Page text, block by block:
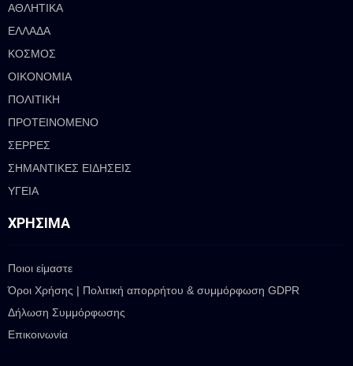
ΑΘΛΗΤΙΚΑ
ΕΛΛΑΔΑ
ΚΟΣΜΟΣ
ΟΙΚΟΝΟΜΙΑ
ΠΟΛΙΤΙΚΗ
ΠΡΟΤΕΙΝΟΜΕΝΟ
ΣΕΡΡΕΣ
ΣΗΜΑΝΤΙΚΕΣ ΕΙΔΗΣΕΙΣ
ΥΓΕΙΑ
ΧΡΉΣΙΜΑ
Ποιοι είμαστε
Όροι Χρήσης | Πολιτική απορρήτου & συμμόρφωση GDPR
Δήλωση Συμμόρφωσης
Επικοινωνία